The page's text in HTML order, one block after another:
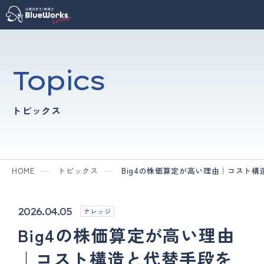
Topics
トピックス
HOME トピックス Big4の株価算定が高い理由｜コスト構
2026.04.05 ナレッジ
Big4の株価算定が高い理由
｜コスト構造と代替手段を